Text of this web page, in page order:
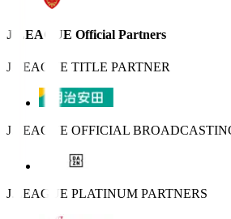
J.LEAGUE Official Partners
J.LEAGUE TITLE PARTNER
J.LEAGUE OFFICIAL
J.LEAGUE PLATINUM PARTNERS